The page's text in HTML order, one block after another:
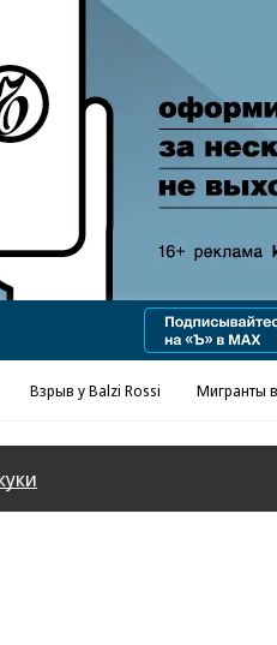
ad
Взрыв у Balzi Rossi Мигранты